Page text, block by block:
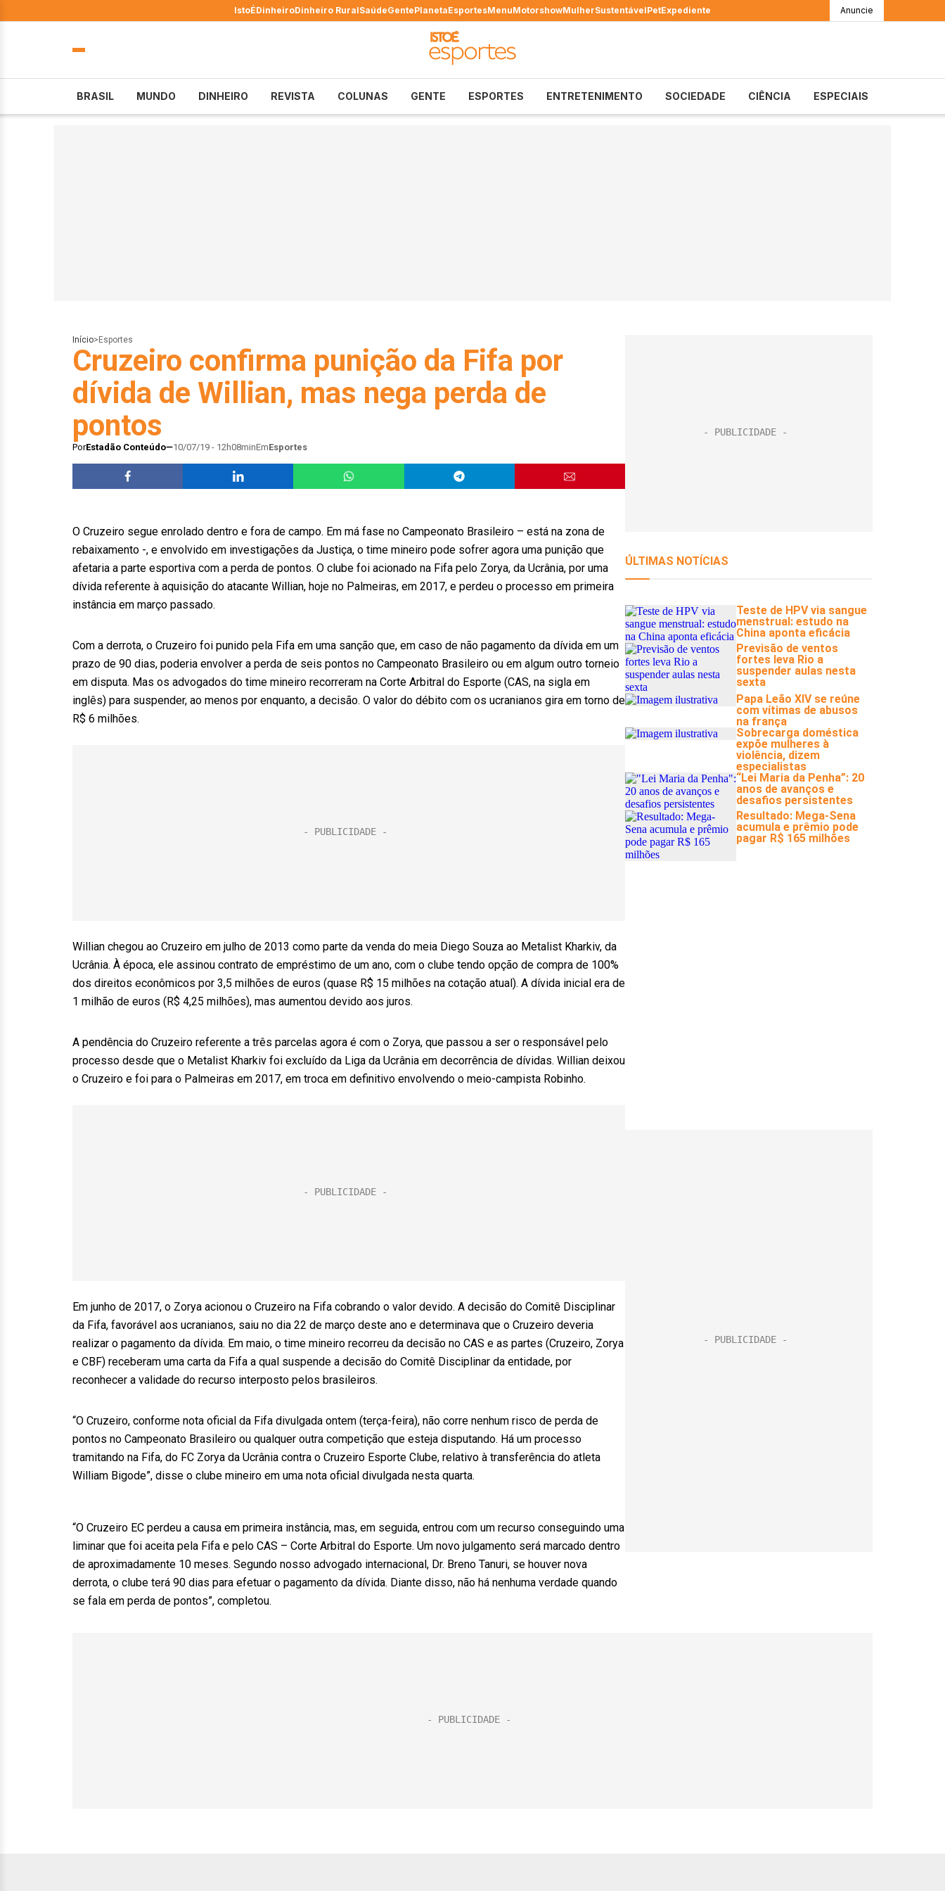
IstoÉDinheiroDinheiro RuralSaúdeGentePlanetaEsportesMenuMotorshowMulherSustentávelPetExpediente Anuncie
BRASIL MUNDO DINHEIRO REVISTA COLUNAS GENTE ESPORTES ENTRETENIMENTO SOCIEDADE CIÊNCIA ESPECIAIS
Início> Esportes
Cruzeiro confirma punição da Fifa por
dívida de Willian, mas nega perda de
pontos
PorEstadão Conteúdo 10/07/19 - 12h08minEmEsportes
O Cruzeiro segue enrolado dentro e fora de campo. Em má fase no Campeonato Brasileiro – está na zona de
rebaixamento -, e envolvido em investigações da Justiça, o time mineiro pode sofrer agora uma punição que
afetaria a parte esportiva com a perda de pontos. O clube foi acionado na Fifa pelo Zorya, da Ucrânia, por uma
dívida referente à aquisição do atacante Willian, hoje no Palmeiras, em 2017, e perdeu o processo em primeira
instância em março passado.
Com a derrota, o Cruzeiro foi punido pela Fifa em uma sanção que, em caso de não pagamento da dívida em um
prazo de 90 dias, poderia envolver a perda de seis pontos no Campeonato Brasileiro ou em algum outro torneio
em disputa. Mas os advogados do time mineiro recorreram na Corte Arbitral do Esporte (CAS, na sigla em
inglês) para suspender, ao menos por enquanto, a decisão. O valor do débito com os ucranianos gira em torno de
R$ 6 milhões.
Willian chegou ao Cruzeiro em julho de 2013 como parte da venda do meia Diego Souza ao Metalist Kharkiv, da
Ucrânia. À época, ele assinou contrato de empréstimo de um ano, com o clube tendo opção de compra de 100%
dos direitos econômicos por 3,5 milhões de euros (quase R$ 15 milhões na cotação atual). A dívida inicial era de
1 milhão de euros (R$ 4,25 milhões), mas aumentou devido aos juros.
A pendência do Cruzeiro referente a três parcelas agora é com o Zorya, que passou a ser o responsável pelo
processo desde que o Metalist Kharkiv foi excluído da Liga da Ucrânia em decorrência de dívidas. Willian deixou
o Cruzeiro e foi para o Palmeiras em 2017, em troca em definitivo envolvendo o meio-campista Robinho.
Em junho de 2017, o Zorya acionou o Cruzeiro na Fifa cobrando o valor devido. A decisão do Comitê Disciplinar
da Fifa, favorável aos ucranianos, saiu no dia 22 de março deste ano e determinava que o Cruzeiro deveria
realizar o pagamento da dívida. Em maio, o time mineiro recorreu da decisão no CAS e as partes (Cruzeiro, Zorya
e CBF) receberam uma carta da Fifa a qual suspende a decisão do Comitê Disciplinar da entidade, por
reconhecer a validade do recurso interposto pelos brasileiros.
“O Cruzeiro, conforme nota oficial da Fifa divulgada ontem (terça-feira), não corre nenhum risco de perda de
pontos no Campeonato Brasileiro ou qualquer outra competição que esteja disputando. Há um processo
tramitando na Fifa, do FC Zorya da Ucrânia contra o Cruzeiro Esporte Clube, relativo à transferência do atleta
William Bigode”, disse o clube mineiro em uma nota oficial divulgada nesta quarta.
“O Cruzeiro EC perdeu a causa em primeira instância, mas, em seguida, entrou com um recurso conseguindo uma
liminar que foi aceita pela Fifa e pelo CAS – Corte Arbitral do Esporte. Um novo julgamento será marcado dentro
de aproximadamente 10 meses. Segundo nosso advogado internacional, Dr. Breno Tanuri, se houver nova
derrota, o clube terá 90 dias para efetuar o pagamento da dívida. Diante disso, não há nenhuma verdade quando
se fala em perda de pontos”, completou.